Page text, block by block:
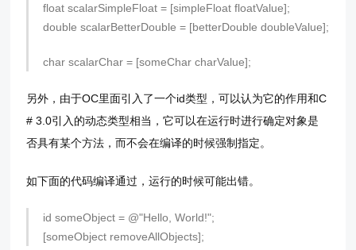
float scalarSimpleFloat = [simpleFloat floatValue];
double scalarBetterDouble = [betterDouble doubleValue];
char scalarChar = [someChar charValue];
另外，由于OC里面引入了一个id类型，可以认为它的作用和C
# 3.0引入的动态类型相当，它可以在运行时进行确定对象是
否具有某个方法，而不会在编译的时候强制指定。
如下面的代码编译通过，运行的时候可能出错。
id someObject = @"Hello, World!";
[someObject removeAllObjects];